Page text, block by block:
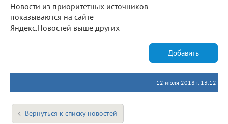
Новости из приоритетных источников
показываются на сайте
Яндекс.Новостей выше других
Добавить
12 июля 2018 г. 13:12
Вернуться к списку новостей